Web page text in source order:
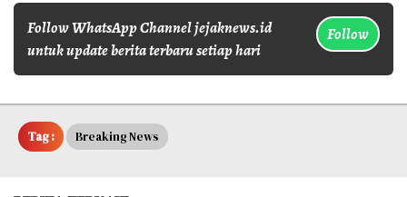
Follow WhatsApp Channel jejaknews.id
untuk update berita terbaru setiap hari
Follow
Tag : Breaking News